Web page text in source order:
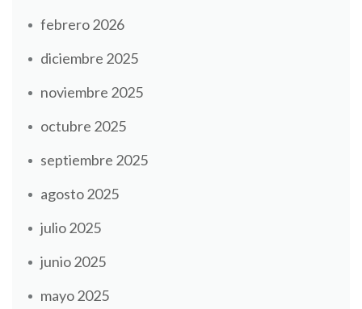
febrero 2026
diciembre 2025
noviembre 2025
octubre 2025
septiembre 2025
agosto 2025
julio 2025
junio 2025
mayo 2025